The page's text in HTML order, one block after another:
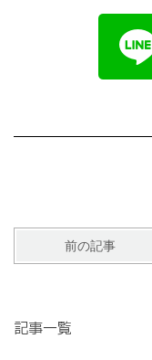
前の記事
記事一覧